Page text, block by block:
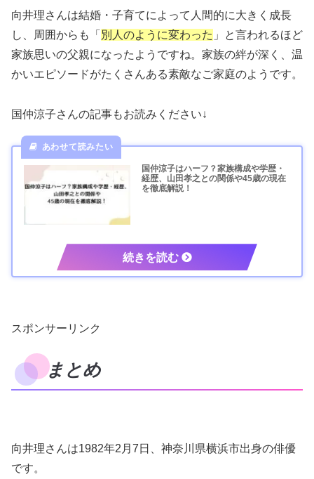
向井理さんは結婚・子育てによって人間的に大きく成長
し、周囲からも「 別人のように変わった 」と言われるほど
家族思いの父親になったようですね。家族の絆が深く、温
かいエピソードがたくさんある素敵なご家庭のようです。
国仲涼子さんの記事もお読みください↓
国仲涼子はハーフ？家族構成や学歴・
経歴、山田孝之との関係や45歳の現在
を徹底解説！
スポンサーリンク
まとめ
向井理さんは1982年2月7日、神奈川県横浜市出身の俳優
です。